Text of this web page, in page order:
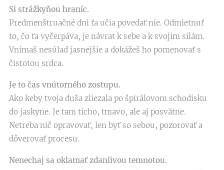
Si strážkyňou hraníc.
Predmenštruačné dni ťa učia povedať nie. Odmietnuť
to, čo ťa vyčerpáva, je návrat k sebe a k svojim silám.
Vnímaš nesúlad jasnejšie a dokážeš ho pomenovať s
čistotou srdca.
Je to čas vnútorného zostupu.
Ako keby tvoja duša zliezala po špirálovom schodisku
do jaskyne. Je tam ticho, tmavo, ale aj posvätne.
Netreba nič opravovať, len byť so sebou, pozorovať a
dôverovať procesu.
Nenechaj sa oklamať zdanlivou temnotou.